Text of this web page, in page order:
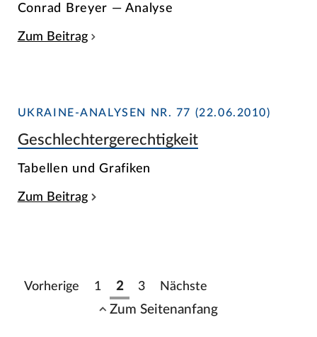
Conrad Breyer — Analyse
Zum Beitrag
UKRAINE-ANALYSEN NR. 77 (22.06.2010)
Geschlechtergerechtigkeit
Tabellen und Grafiken
Zum Beitrag
Vorherige 1 2 3 Nächste
Zum Seitenanfang